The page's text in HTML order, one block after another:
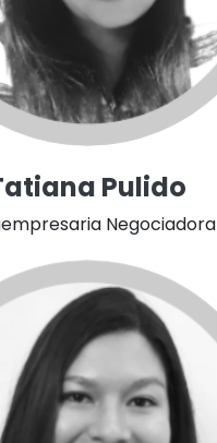
Pulido
Negociadora